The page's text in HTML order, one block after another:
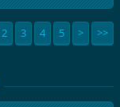
2 3 4 5 > >>